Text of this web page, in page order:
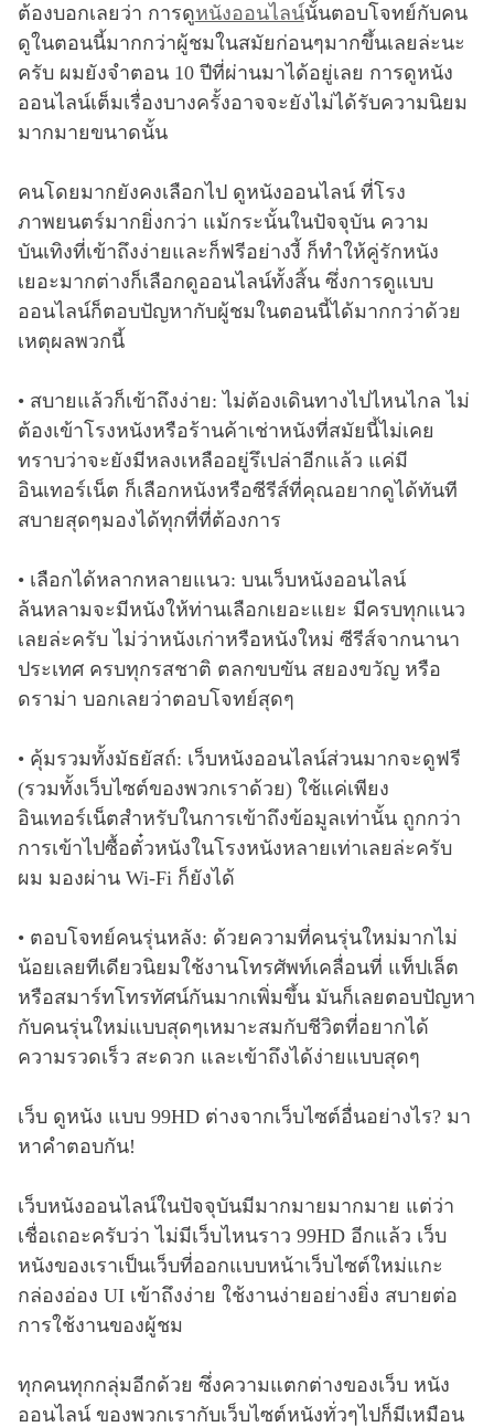
ต้องบอกเลยว่า การดูหนังออนไลน์นั้นตอบโจทย์กับคน
ดูในตอนนี้มากกว่าผู้ชมในสมัยก่อนๆมากขึ้นเลยล่ะนะ
ครับ ผมยังจำตอน 10 ปีที่ผ่านมาได้อยู่เลย การดูหนัง
ออนไลน์เต็มเรื่องบางครั้งอาจจะยังไม่ได้รับความนิยม
มากมายขนาดนั้น
คนโดยมากยังคงเลือกไป ดูหนังออนไลน์ ที่โรง
ภาพยนตร์มากยิ่งกว่า แม้กระนั้นในปัจจุบัน ความ
บันเทิงที่เข้าถึงง่ายและก็ฟรีอย่างงี้ ก็ทำให้คู่รักหนัง
เยอะมากต่างก็เลือกดูออนไลน์ทั้งสิ้น ซึ่งการดูแบบ
ออนไลน์ก็ตอบปัญหากับผู้ชมในตอนนี้ได้มากกว่าด้วย
เหตุผลพวกนี้
• สบายแล้วก็เข้าถึงง่าย: ไม่ต้องเดินทางไปไหนไกล ไม่
ต้องเข้าโรงหนังหรือร้านค้าเช่าหนังที่สมัยนี้ไม่เคย
ทราบว่าจะยังมีหลงเหลืออยู่รึเปล่าอีกแล้ว แค่มี
อินเทอร์เน็ต ก็เลือกหนังหรือซีรีส์ที่คุณอยากดูได้ทันที
สบายสุดๆมองได้ทุกที่ที่ต้องการ
• เลือกได้หลากหลายแนว: บนเว็บหนังออนไลน์
ล้นหลามจะมีหนังให้ท่านเลือกเยอะแยะ มีครบทุกแนว
เลยล่ะครับ ไม่ว่าหนังเก่าหรือหนังใหม่ ซีรีส์จากนานา
ประเทศ ครบทุกรสชาติ ตลกขบขัน สยองขวัญ หรือ
ดราม่า บอกเลยว่าตอบโจทย์สุดๆ
• คุ้มรวมทั้งมัธยัสถ์: เว็บหนังออนไลน์ส่วนมากจะดูฟรี
(รวมทั้งเว็บไซต์ของพวกเราด้วย) ใช้แค่เพียง
อินเทอร์เน็ตสำหรับในการเข้าถึงข้อมูลเท่านั้น ถูกกว่า
การเข้าไปซื้อตั๋วหนังในโรงหนังหลายเท่าเลยล่ะครับ
ผม มองผ่าน Wi-Fi ก็ยังได้
• ตอบโจทย์คนรุ่นหลัง: ด้วยความที่คนรุ่นใหม่มากไม่
น้อยเลยทีเดียวนิยมใช้งานโทรศัพท์เคลื่อนที่ แท็ปเล็ต
หรือสมาร์ทโทรทัศน์กันมากเพิ่มขึ้น มันก็เลยตอบปัญหา
กับคนรุ่นใหม่แบบสุดๆเหมาะสมกับชีวิตที่อยากได้
ความรวดเร็ว สะดวก และเข้าถึงได้ง่ายแบบสุดๆ
เว็บ ดูหนัง แบบ 99HD ต่างจากเว็บไซต์อื่นอย่างไร? มา
หาคำตอบกัน!
เว็บหนังออนไลน์ในปัจจุบันมีมากมายมากมาย แต่ว่า
เชื่อเถอะครับว่า ไม่มีเว็บไหนราว 99HD อีกแล้ว เว็บ
หนังของเราเป็นเว็บที่ออกแบบหน้าเว็บไซต์ใหม่แกะ
กล่องอ่อง UI เข้าถึงง่าย ใช้งานง่ายอย่างยิ่ง สบายต่อ
การใช้งานของผู้ชม
ทุกคนทุกกลุ่มอีกด้วย ซึ่งความแตกต่างของเว็บ หนัง
ออนไลน์ ของพวกเรากับเว็บไซต์หนังทั่วๆไปก็มีเหมือน